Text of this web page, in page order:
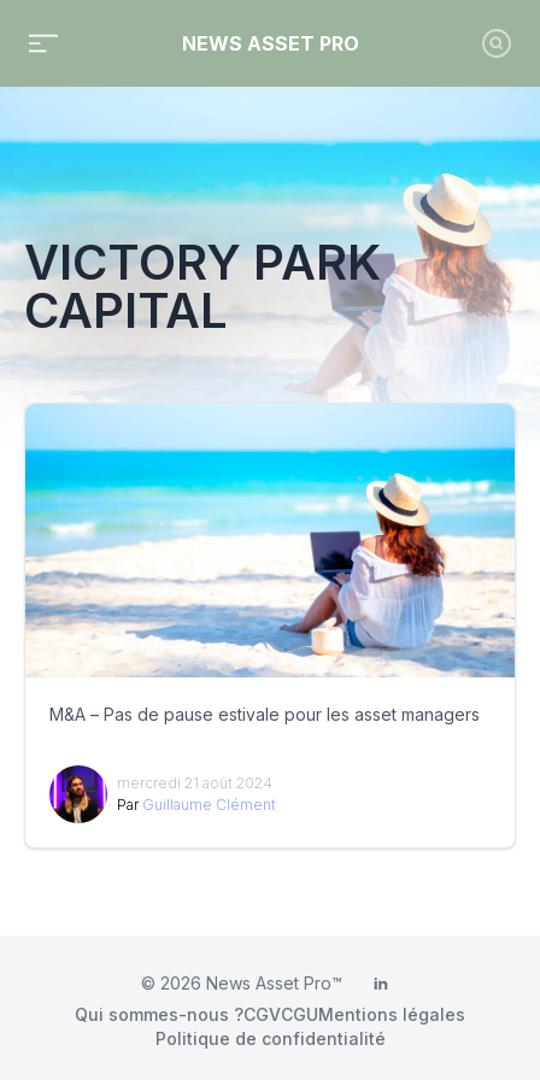
NEWS ASSET PRO
Toute l'actualité sur le tag "Victory Park Capital"
VICTORY PARK
CAPITAL
M&A – Pas de pause estivale pour les asset managers
mercredi 21 août 2024
Par Guillaume Clément
© 2026 News Asset Pro™ LinkedIn
Qui sommes-nous ?CGVCGUMentions légales
Politique de confidentialité